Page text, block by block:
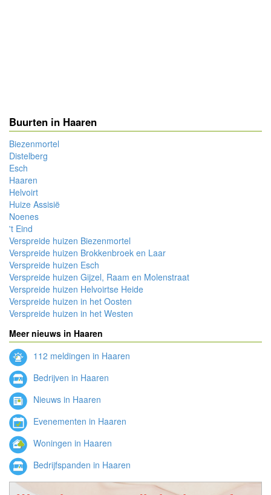
Buurten in Haaren
Biezenmortel
Distelberg
Esch
Haaren
Helvoirt
Huize Assisië
Noenes
't Eind
Verspreide huizen Biezenmortel
Verspreide huizen Brokkenbroek en Laar
Verspreide huizen Esch
Verspreide huizen Gijzel, Raam en Molenstraat
Verspreide huizen Helvoirtse Heide
Verspreide huizen in het Oosten
Verspreide huizen in het Westen
Meer nieuws in Haaren
112 meldingen in Haaren
Bedrijven in Haaren
Nieuws in Haaren
Evenementen in Haaren
Woningen in Haaren
Bedrijfspanden in Haaren